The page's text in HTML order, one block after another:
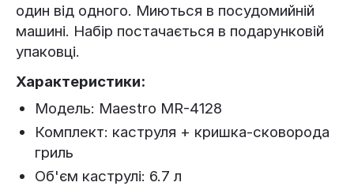
один від одного. Миються в посудомийній
машині. Набір постачається в подарунковій
упаковці.
Характеристики:
Модель: Maestro MR-4128
Комплект: каструля + кришка-сковорода
гриль
Об'єм каструлі: 6.7 л